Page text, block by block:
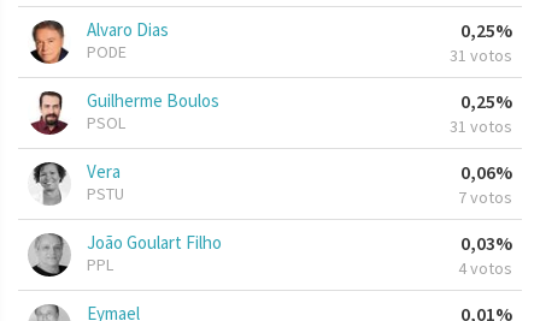
Alvaro Dias
PODE
0,25%
31 votos
Guilherme Boulos
PSOL
0,25%
31 votos
Vera
PSTU
0,06%
7 votos
João Goulart Filho
PPL
0,03%
4 votos
Eymael 0,01%